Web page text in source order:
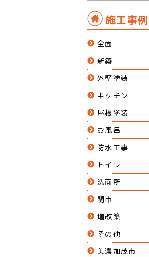
施工事例
全面
新築
外壁塗装
キッチン
屋根塗装
お風呂
防水工事
トイレ
洗面所
関市
増改築
その他
美濃加茂市